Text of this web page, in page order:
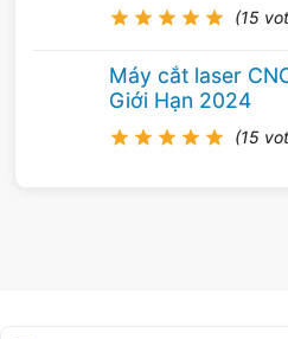
(15
Máy cắt laser
Giới Hạn 2024
(15